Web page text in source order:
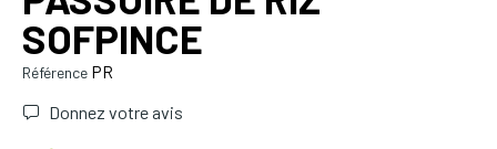
SOFPINCE
Référence PR
Donnez votre avis